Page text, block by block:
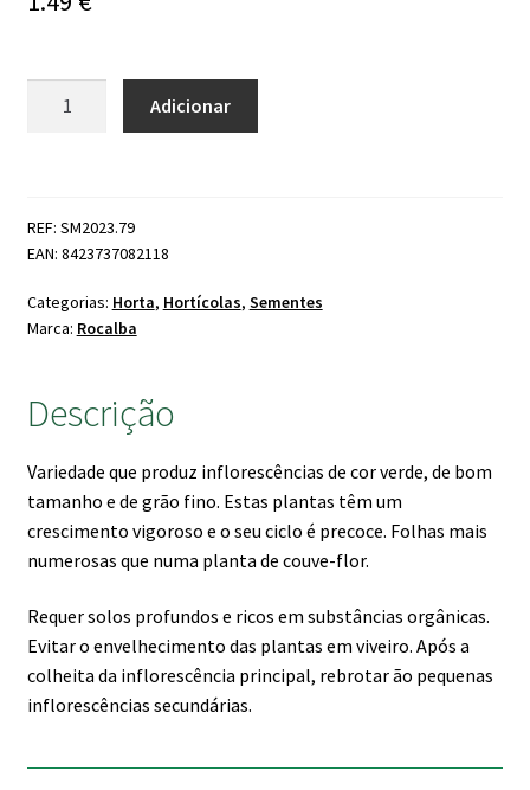
Adicionar
REF: SM2023.79
EAN: 8423737082118
Categorias: Horta, Hortícolas, Sementes
Marca: Rocalba
Descrição
Variedade que produz inflorescências de cor verde, de bom
tamanho e de grão fino. Estas plantas têm um
crescimento vigoroso e o seu ciclo é precoce. Folhas mais
numerosas que numa planta de couve-flor.
Requer solos profundos e ricos em substâncias orgânicas.
Evitar o envelhecimento das plantas em viveiro. Após a
colheita da inflorescência principal, rebrotar ão pequenas
inflorescências secundárias.